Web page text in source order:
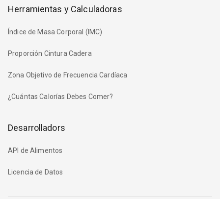
Herramientas y Calculadoras
Índice de Masa Corporal (IMC)
Proporción Cintura Cadera
Zona Objetivo de Frecuencia Cardíaca
¿Cuántas Calorías Debes Comer?
Desarrolladors
API de Alimentos
Licencia de Datos